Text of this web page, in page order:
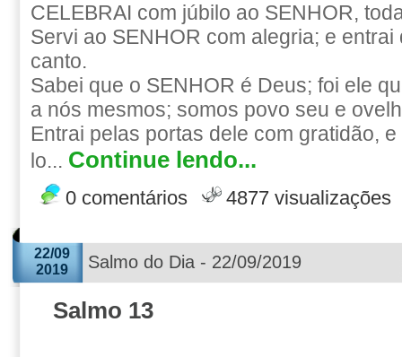
CELEBRAI com júbilo ao SENHOR,
Servi ao SENHOR com alegria; e entrai
canto.
Sabei que o SENHOR é Deus; foi ele
a nós mesmos; somos povo seu e
Entrai pelas portas dele com gratidão,
lo... Continue lendo...
0 comentários 4877 visualizações
22/09
2019
Salmo do Dia - 22/09/2019
Salmo 13